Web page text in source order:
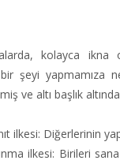
kolayca ikna
şeyi yapmamıza
ve altı başlık
ilkesi: Diğerlerinin
ilkesi: Birileri